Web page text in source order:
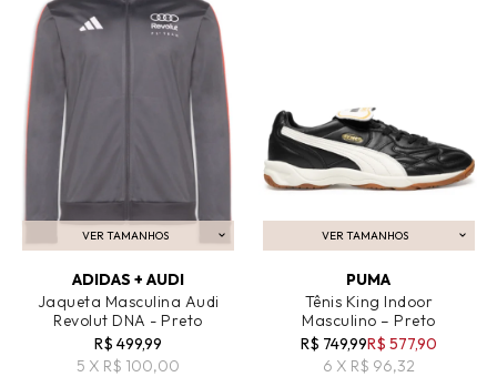
VER TAMANHOS
ADICIONAR AO CARRINHO
ADIDAS + AUDI
Jaqueta Masculina Audi
Revolut DNA - Preto
R$ 499,99
5 X R$ 100,00
VER TAMANHOS
ADICIONAR AO CARRINHO
PUMA
Tênis King Indoor
Masculino – Preto
R$ 749,99R$ 577,90
6 X R$ 96,32